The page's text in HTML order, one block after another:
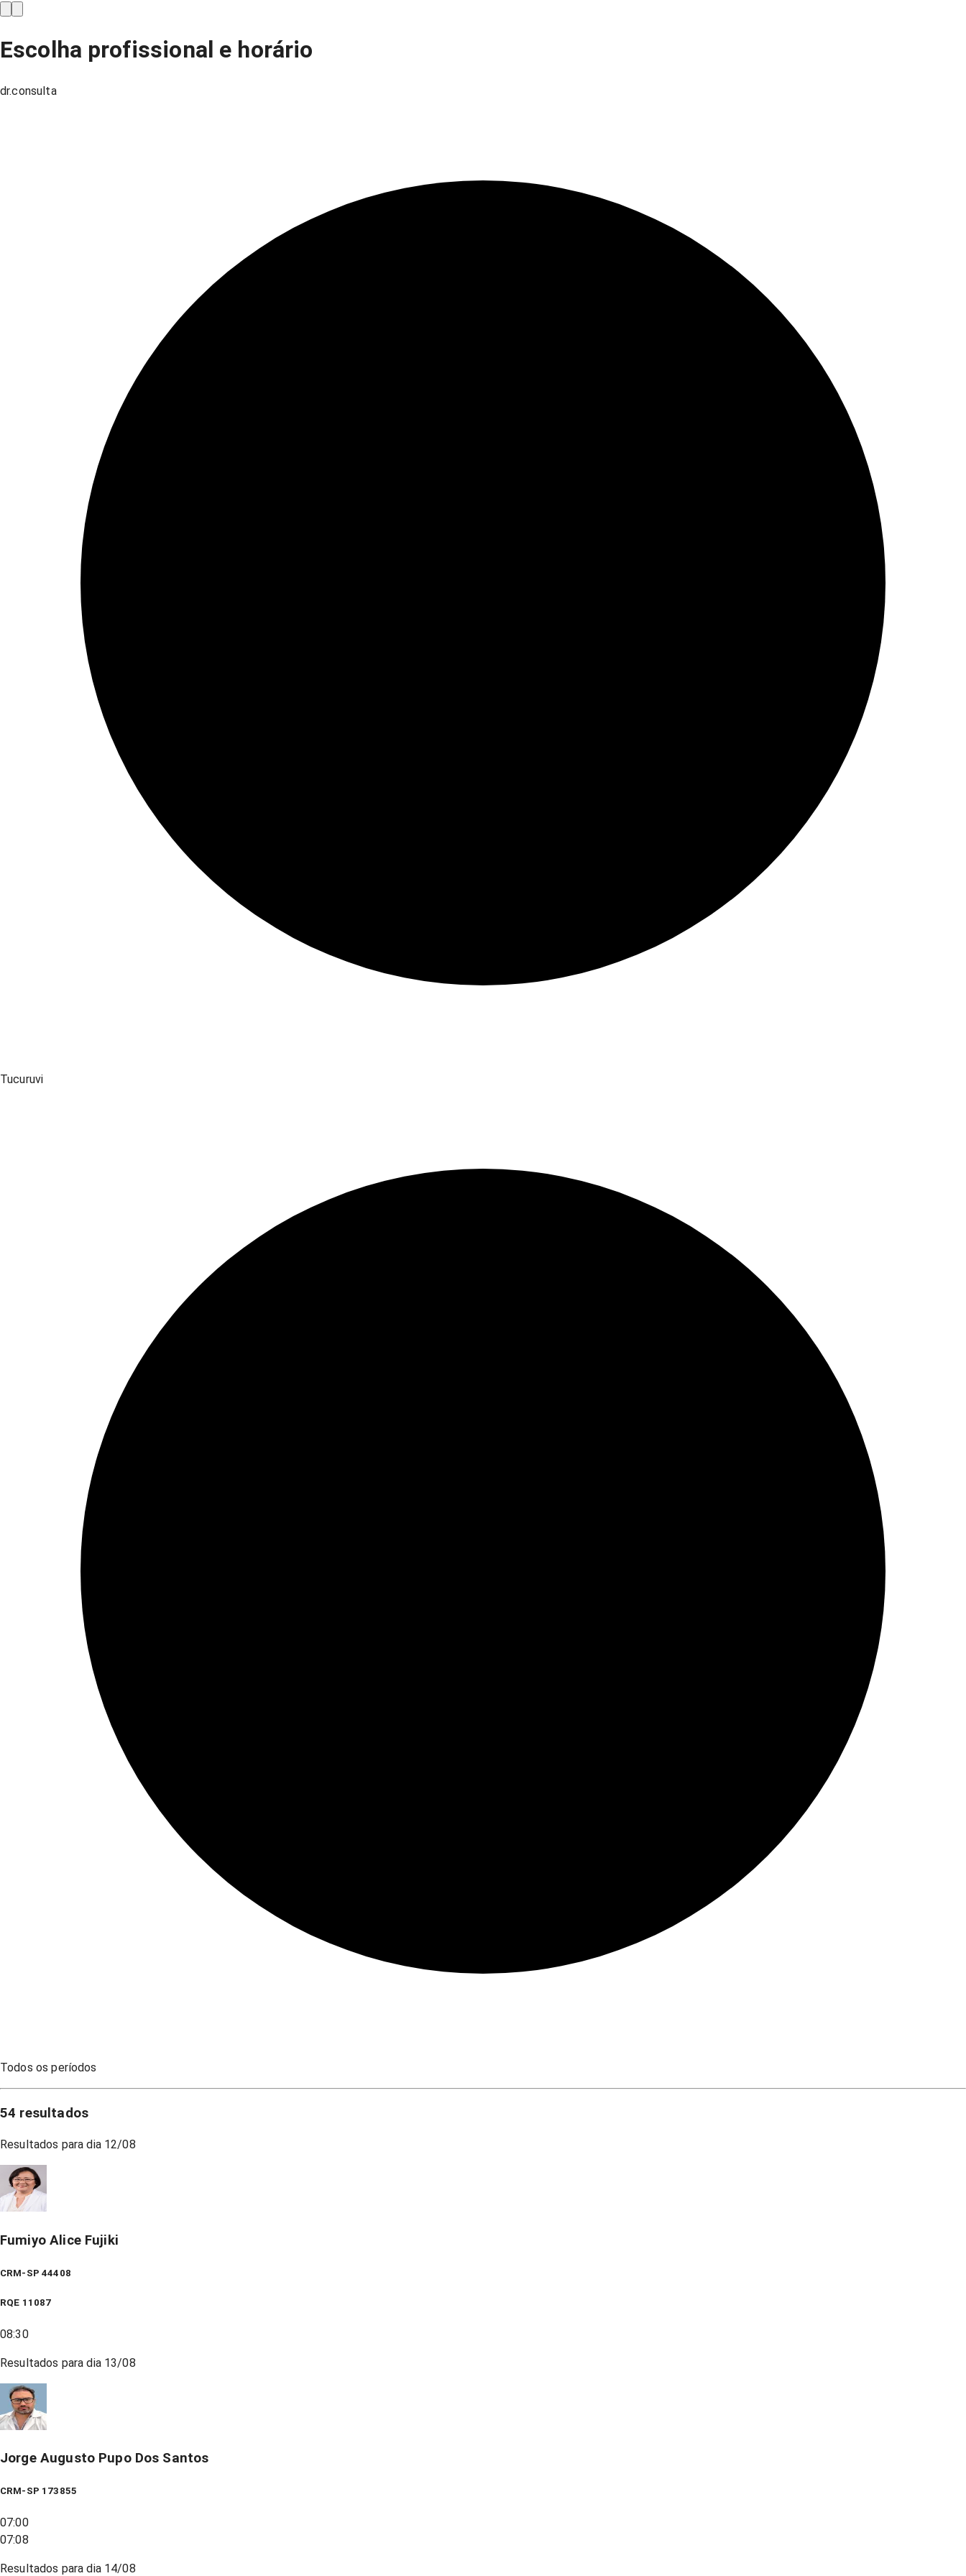
Escolha profissional e horário
dr.consulta
Tucuruvi
Todos os períodos
54 resultados
Resultados para dia 12/08
Fumiyo Alice Fujiki
CRM-SP 44408
RQE 11087
08:30
Resultados para dia 13/08
Jorge Augusto Pupo Dos Santos
CRM-SP 173855
07:00
07:08
Resultados para dia 14/08